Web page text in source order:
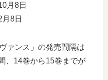
月8日
8日
ァンス」の発売間隔は
、14巻から15巻までが